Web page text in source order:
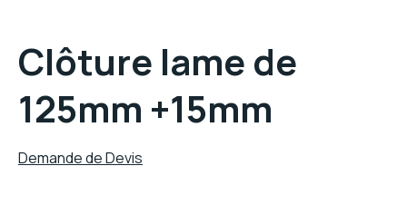
Clôture lame de
125mm +15mm
Demande de Devis